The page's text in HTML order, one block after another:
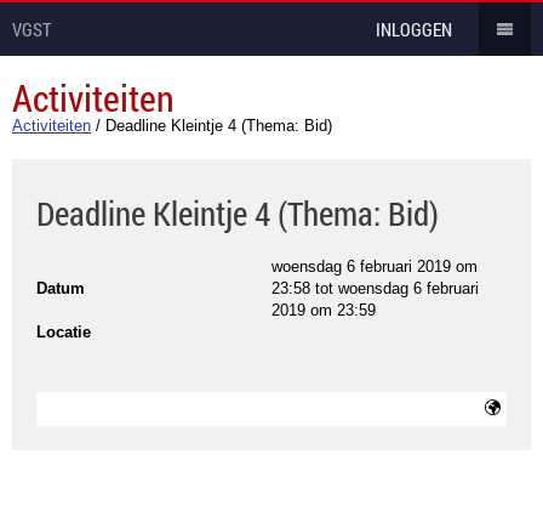
VGST INLOGGEN
Activiteiten
Activiteiten / Deadline Kleintje 4 (Thema: Bid)
Deadline Kleintje 4 (Thema: Bid)
Datum
woensdag 6 februari 2019 om
23:58 tot woensdag 6 februari
2019 om 23:59
Locatie